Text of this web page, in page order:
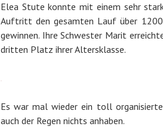
Elea Stute konnte mit einem sehr
Auftritt den gesamten Lauf über
gewinnen. Ihre Schwester Marit
dritten Platz ihrer Altersklasse.
Es war mal wieder ein toll
auch der Regen nichts anhaben.